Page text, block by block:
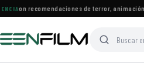
con recomendaciones de terror, animación y